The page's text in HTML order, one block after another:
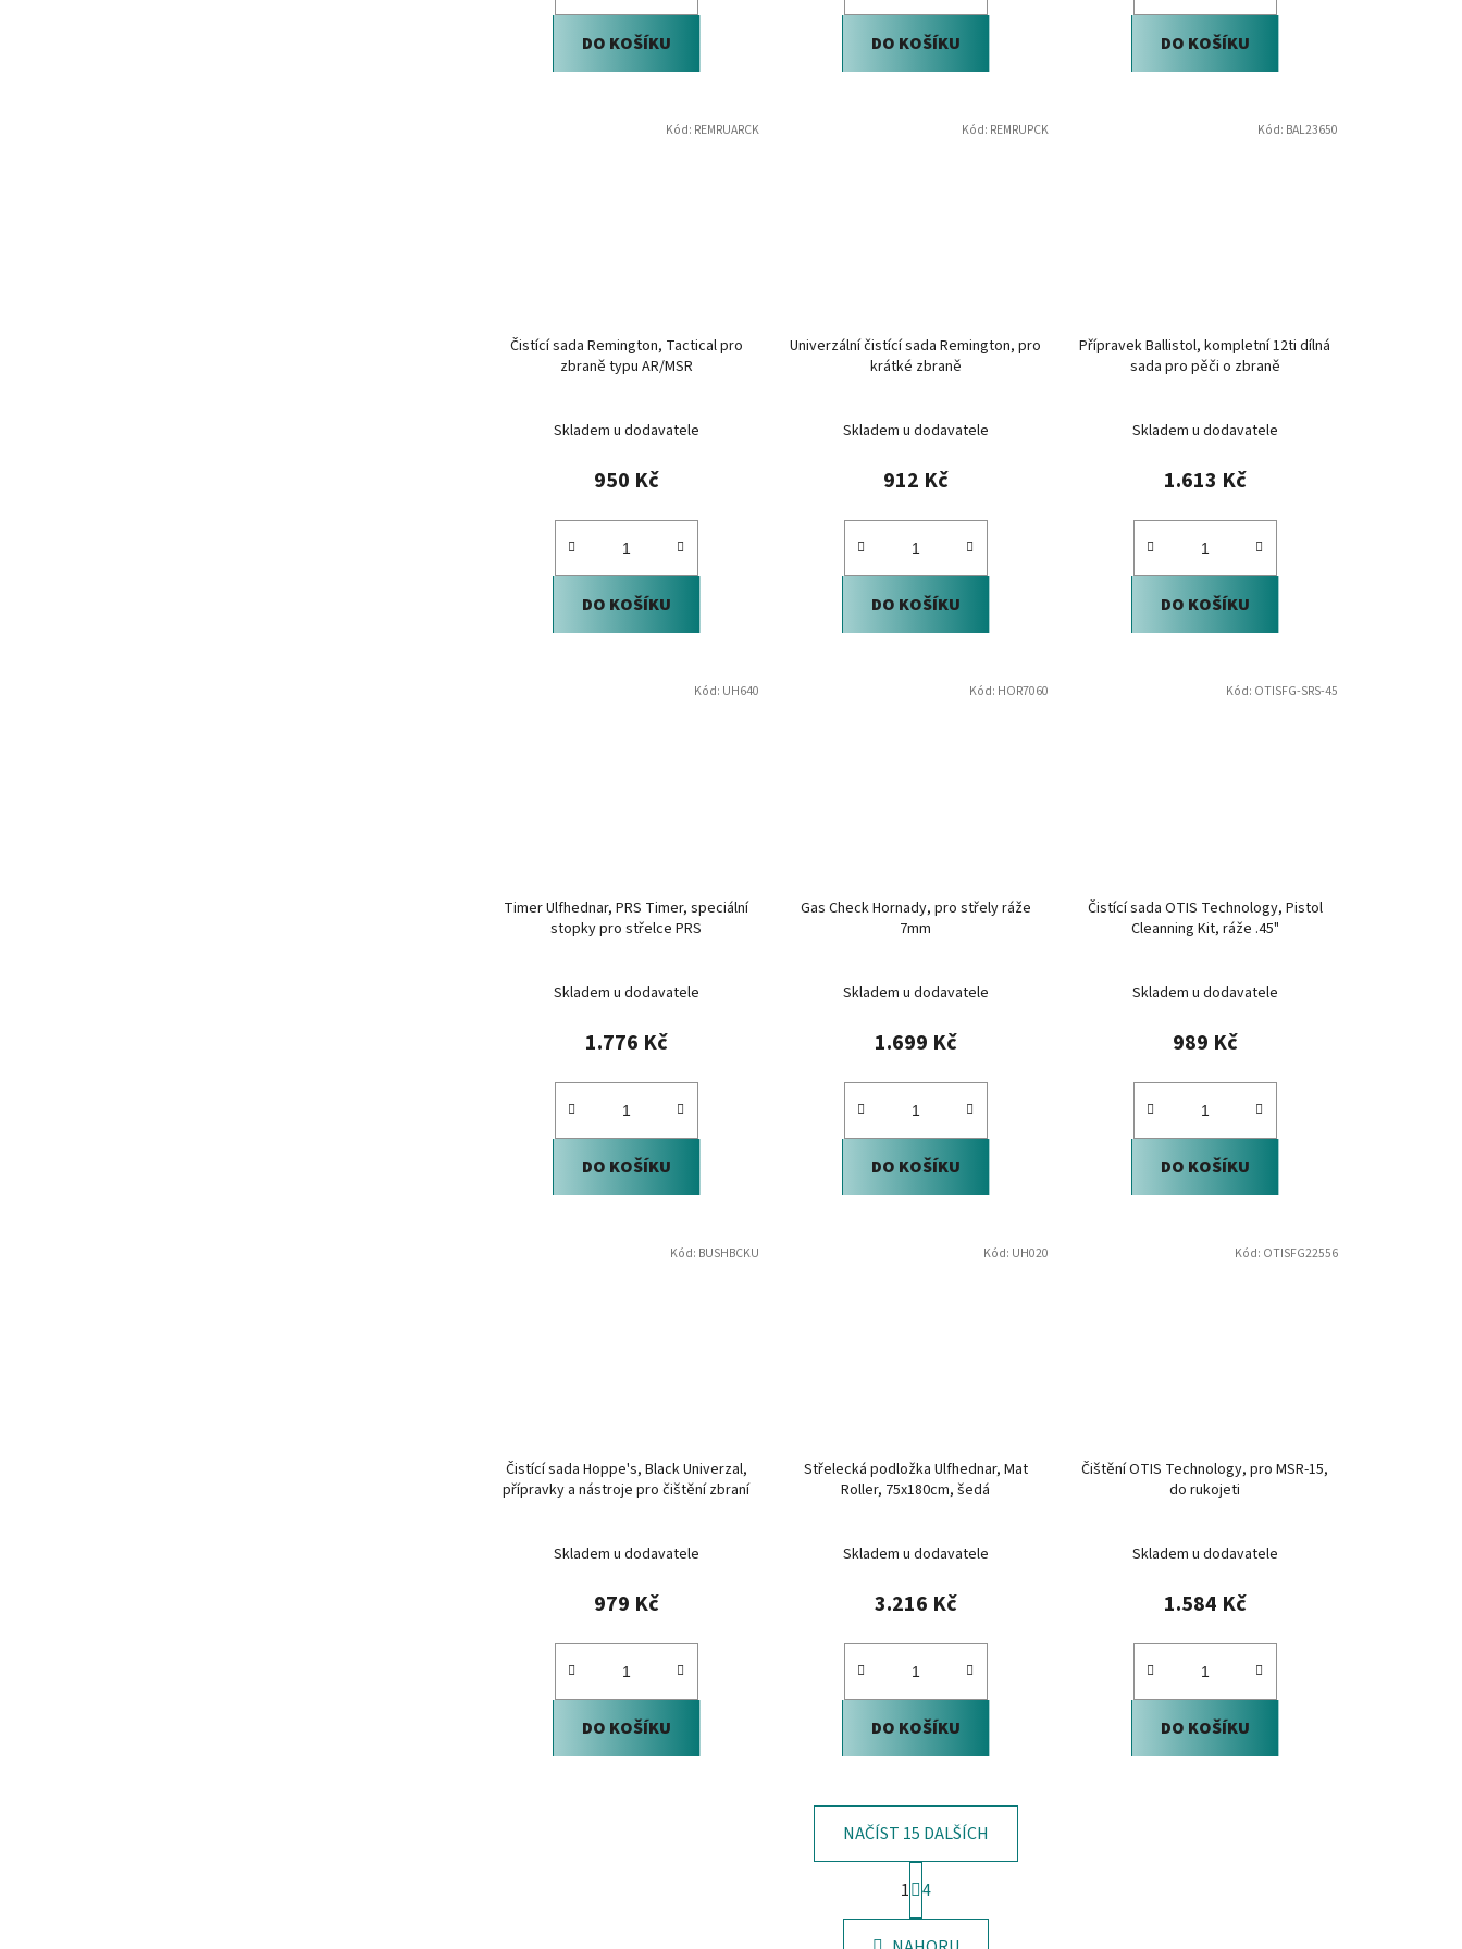
DO KOŠÍKU DO KOŠÍKU DO KOŠÍKU
Čistící sada Remington, Tactical pro
zbraně typu AR/MSR
Skladem u dodavatele
950 Kč
DO KOŠÍKU
Kód: REMRUARCK
Univerzální čistící sada Remington, pro
krátké zbraně
Skladem u dodavatele
912 Kč
DO KOŠÍKU
Kód: REMRUPCK
Přípravek Ballistol, kompletní 12ti dílná
sada pro pěči o zbraně
Skladem u dodavatele
1.613 Kč
DO KOŠÍKU
Kód: BAL23650
Timer Ulfhednar, PRS Timer, speciální
stopky pro střelce PRS
Skladem u dodavatele
1.776 Kč
DO KOŠÍKU
Kód: UH640
Gas Check Hornady, pro střely ráže
7mm
Skladem u dodavatele
1.699 Kč
DO KOŠÍKU
Kód: HOR7060
Čistící sada OTIS Technology, Pistol
Cleanning Kit, ráže .45"
Skladem u dodavatele
989 Kč
DO KOŠÍKU
Kód: OTISFG-SRS-45
Čistící sada Hoppe's, Black Univerzal,
přípravky a nástroje pro čištění zbraní
Skladem u dodavatele
979 Kč
DO KOŠÍKU
Kód: BUSHBCKU
Střelecká podložka Ulfhednar, Mat
Roller, 75x180cm, šedá
Skladem u dodavatele
3.216 Kč
DO KOŠÍKU
Kód: UH020
Čištění OTIS Technology, pro MSR-15,
do rukojeti
Skladem u dodavatele
1.584 Kč
DO KOŠÍKU
Kód: OTISFG22556
O
v
NAČÍST 15 DALŠÍCH
S
t
r
1 4